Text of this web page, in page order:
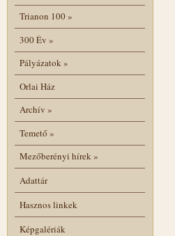
Trianon 100»
300 Év »
Pályázatok»
Orlai Ház
Archív »
Temető»
Mezőberényi hírek»
Adattár
Hasznos linkek
Képgalériák